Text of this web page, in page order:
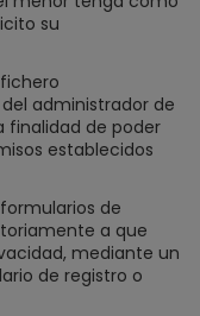
su
administrador de
finalidad de poder
establecidos
de
a que
mediante un
de registro o